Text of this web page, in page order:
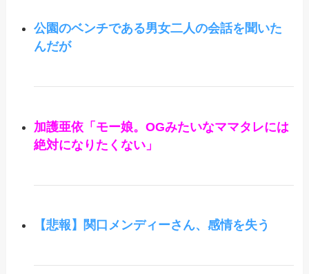
公園のベンチである男女二人の会話を聞いた
んだが
加護亜依「モー娘。OGみたいなママタレには
絶対になりたくない」
【悲報】関口メンディーさん、感情を失う